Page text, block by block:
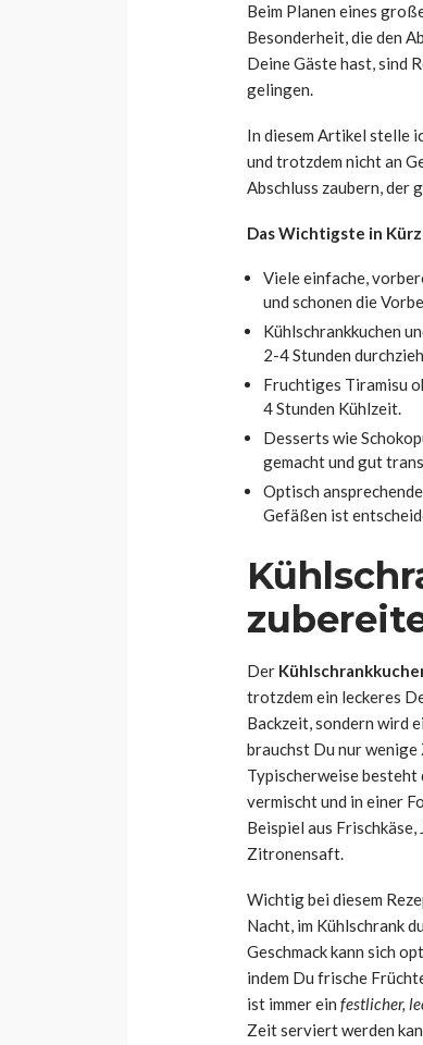
Beim Planen eines
Besonderheit, die den
Deine Gäste hast, sind
gelingen.
In diesem Artikel stelle
und trotzdem nicht an
Abschluss zaubern,
Das Wichtigste in
Viele einfache,
und schonen die
Kühlschrankkuchen
2-4 Stunden
Fruchtiges Tiramisu
4 Stunden Kühlzeit.
Desserts wie
gemacht und gut
Optisch
Gefäßen ist
Der
trotzdem ein leckeres
Backzeit, sondern wird
brauchst Du nur wenige
Typischerweise
vermischt und in einer
Beispiel aus
Zitronensaft.
Wichtig bei diesem
Nacht, im Kühlschrank
Geschmack kann sich
indem Du frische
ist immer ein festlicher,
Zeit serviert werden
Ich habe
ü18: Die
einen
Abend mit